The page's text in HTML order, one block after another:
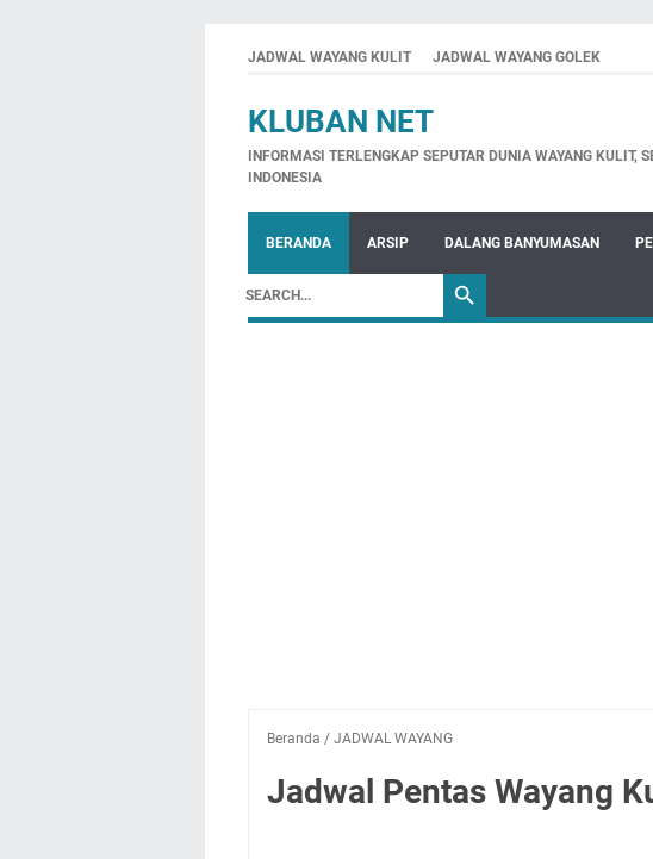
JADWAL WAYANG KULIT JADWAL WAYANG GOLEK
KLUBAN NET
INFORMASI TERLENGKAP SEPUTAR DUNIA WAYANG KULIT,
INDONESIA
BERANDA ARSIP DALANG BANYUMASAN
Beranda / JADWAL WAYANG
Jadwal Pentas Wayang